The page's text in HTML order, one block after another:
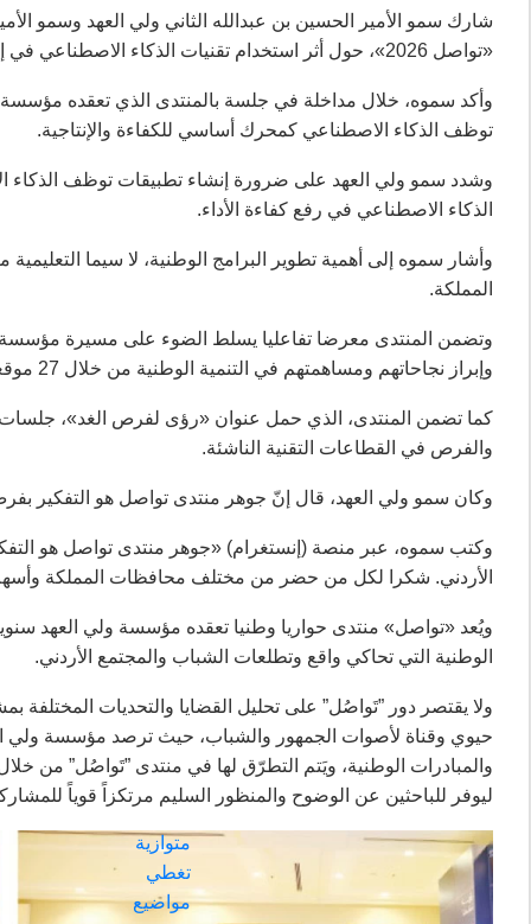
شارك سمو الأمير الحسين بن عبدالله الثاني ولي العهد وسمو
«تواصل 2026»، حول أثر استخدام تقنيات الذكاء الاصطناعي في إنتاجية القطاعات.
وأكد سموه، خلال مداخلة في جلسة بالمنتدى الذي تعقده مؤسسة
توظف الذكاء الاصطناعي كمحرك أساسي للكفاءة والإنتاجية.
وشدد سمو ولي العهد على ضرورة إنشاء تطبيقات توظف الذكاء
الذكاء الاصطناعي في رفع كفاءة الأداء.
وأشار سموه إلى أهمية تطوير البرامج الوطنية، لا سيما
المملكة.
وتضمن المنتدى معرضا تفاعليا يسلط الضوء على مسيرة
وإبراز نجاحاتهم ومساهمتهم في التنمية الوطنية من خلال 27 موقعا تابعا لها في مختلف مناطق المملكة.
كما تضمن المنتدى، الذي حمل عنوان «رؤى لفرص الغد»، جلسات
والفرص في القطاعات التقنية الناشئة.
وكان سمو ولي العهد، قال إنّ جوهر منتدى تواصل هو التفكير بفرص
وكتب سموه، عبر منصة (إنستغرام) «جوهر منتدى تواصل هو
الأردني. شكرا لكل من حضر من مختلف محافظات المملكة وأسهم
ويُعد «تواصل» منتدى حواريا وطنيا تعقده مؤسسة ولي العهد
الوطنية التي تحاكي واقع وتطلعات الشباب والمجتمع الأردني.
ولا يقتصر دور ”تَواصُل” على تحليل القضايا والتحديات المختلفة
حيوي وقناة لأصوات الجمهور والشباب، حيث ترصد مؤسسة ولي
والمبادرات الوطنية، ويَتم التطرّق لها في منتدى ”تَواصُل” من
ليوفر للباحثين عن الوضوح والمنظور السليم مرتكزاً قوياً
كما يشمل
المنتدى
جلسات
حوارية
متوازية
تغطي
مواضيع